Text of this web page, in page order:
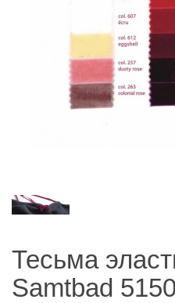
Тесьма
Samtbad